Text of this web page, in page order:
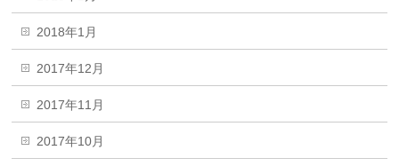
2018年1月
2017年12月
2017年11月
2017年10月